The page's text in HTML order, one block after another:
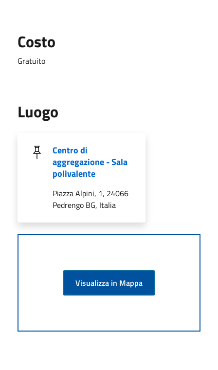
Costo
Gratuito
Luogo
Centro di
aggregazione - Sala
polivalente
Piazza Alpini, 1, 24066
Pedrengo BG, Italia
Visualizza in Mappa